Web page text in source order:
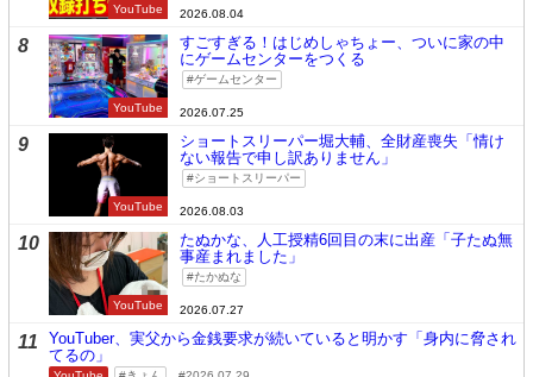
YouTube 2026.08.04
8
YouTube
すごすぎる！はじめしゃちょー、ついに家の中
にゲームセンターをつくる
ゲームセンター
2026.07.25
9
YouTube
ショートスリーパー堀大輔、全財産喪失「情け
ない報告で申し訳ありません」
ショートスリーパー
2026.08.03
10
YouTube
たぬかな、人工授精6回目の末に出産「子たぬ無
事産まれました」
たかぬな
2026.07.27
11
YouTuber、実父から金銭要求が続いていると明かす「身内に脅され
てるの」